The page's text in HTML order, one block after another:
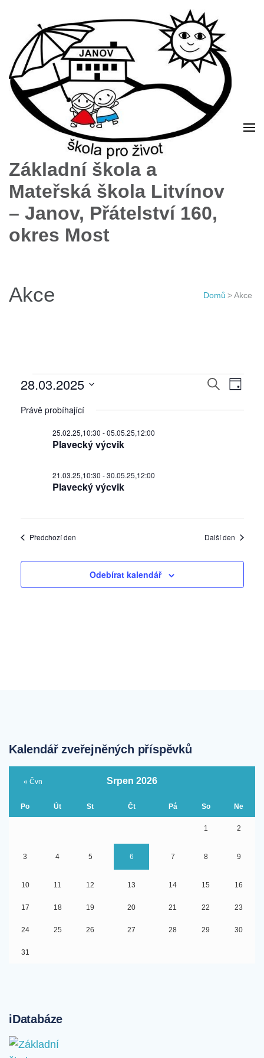
Základní škola a
Mateřská škola Litvínov
– Janov, Přátelství 160,
okres Most
Akce Domů >Akce
Akce
28.03.25
hledání
Hledat
Den
28.03.2025
datum.
Právě probíhající
Plavecký výcvik
25.02.25,10:30 -05.05.25,12:00
Plavecký výcvik
21.03.25,10:30 -30.05.25,12:00
Předchozí den Další den
Odebírat kalendář
Kalendář zveřejněných příspěvků
Srpen 2026
Po Út St Čt Pá So Ne
1 2
3 4 5 6 7 8 9
10 11 12 13 14 15 16
17 18 19 20 21 22 23
24 25 26 27 28 29 30
31
« Čvn
iDatabáze